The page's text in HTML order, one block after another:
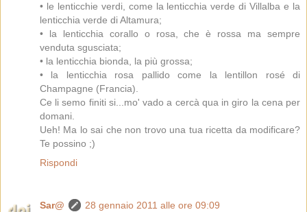
• le lenticchie verdi, come la lenticchia verde di Villalba e la
lenticchia verde di Altamura;
• la lenticchia corallo o rosa, che è rossa ma sempre
venduta sgusciata;
• la lenticchia bionda, la più grossa;
• la lenticchia rosa pallido come la lentillon rosé di
Champagne (Francia).
Ce li semo finiti si...mo' vado a cercà qua in giro la cena per
domani.
Ueh! Ma lo sai che non trovo una tua ricetta da modificare?
Te possino ;)
Rispondi
Sar@
28 gennaio 2011 alle ore 09:09